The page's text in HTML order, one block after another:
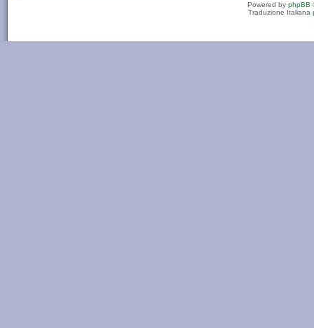
Powered by phpBB
Traduzione Italiana